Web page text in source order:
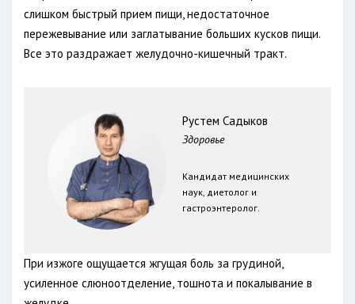
слишком быстрый прием пищи, недостаточное
пережевывание или заглатывание больших кусков пищи.
Все это раздражает желудочно-кишечный тракт.
Рустем Садыков
Здоровье
Кандидат медицинских
наук, диетолог и
гастроэнтеролог.
При изжоге ощущается жгущая боль за грудиной,
усиленное слюноотделение, тошнота и покалывание в